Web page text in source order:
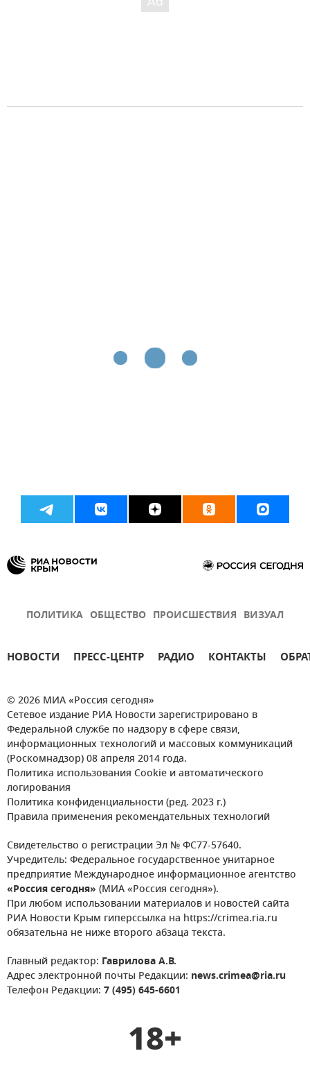
ПОЛИТИКА ОБЩЕСТВО ПРОИСШЕСТВИЯ ВИЗУАЛ
НОВОСТИ ПРЕСС-ЦЕНТР РАДИО КОНТАКТЫ
© 2026 МИА «Россия сегодня»
Сетевое издание РИА Новости зарегистрировано в
Федеральной службе по надзору в сфере связи,
информационных технологий и массовых коммуникаций
(Роскомнадзор) 08 апреля 2014 года.
Политика использования Cookie и автоматического
логирования
Политика конфиденциальности (ред. 2023 г.)
Правила применения рекомендательных технологий
Свидетельство о регистрации Эл № ФС77-57640.
Учредитель: Федеральное государственное унитарное
предприятие Международное информационное агентство
«Россия сегодня» (МИА «Россия сегодня»).
При любом использовании материалов и новостей сайта
РИА Новости Крым гиперссылка на https://crimea.ria.ru
обязательна не ниже второго абзаца текста.
Главный редактор: Гаврилова А.В.
Адрес электронной почты Редакции: news.crimea@ria.ru
Телефон Редакции: 7 (495) 645-6601
18+